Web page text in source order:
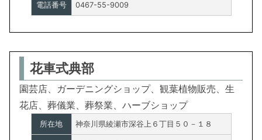
電話番号 0467-55-9009
花車式典部
園芸店、ガーデニングショップ、観葉植物販売、生
花店、葬儀業、葬祭業、ハーブショップ
所在地 神奈川県綾瀬市深谷上６丁目５０－１８